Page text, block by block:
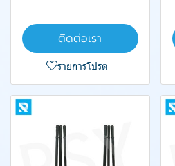
ติดต่อเรา
รายการโปรด